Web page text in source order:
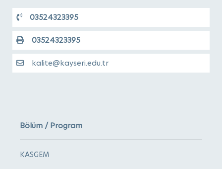
03524323395
03524323395
kalite@kayseri.edu.tr
Bölüm / Program
KASGEM